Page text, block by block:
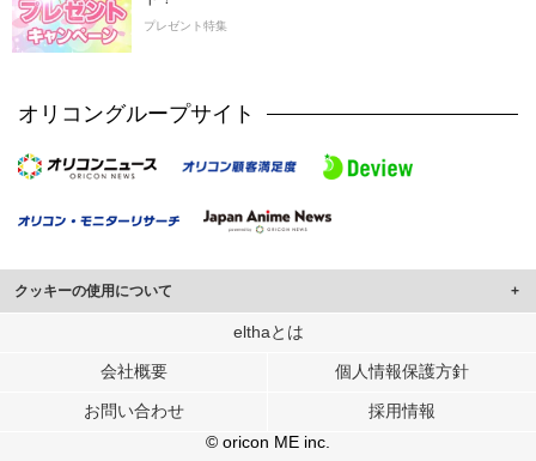
プレゼント特集
オリコングループサイト
クッキーの使用について
このサイトでは Cookie を使用して、ユーザーに合わせたコンテンツや広告の
行っています。
メディアや広告配信、データ解析の各パートナーに提供しています。
各パートナーは、この情報とユーザーが各パートナーに提供した他の情報や、
ユーザーが各パートナーのサービスを使用したときに収集した他の情報を組み
elthaとは
会社概要 個人情報保護方針
お問い合わせ
採用情報
© oricon ME inc.